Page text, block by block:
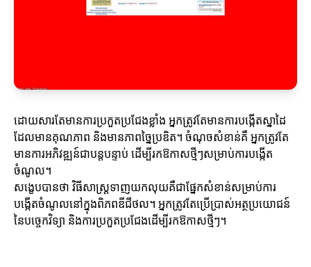
ដោយសារតែមានការប្រកួតប្រជែងខ្លាំង អ្នកត្រូវតែមានការបង្កើតស្នាដៃ
ដែលមានគុណភាព និងមានភាពច្នៃប្រឌិត។ ចំណុចសំខាន់គឺ អ្នកត្រូវតែ
មានការអភិវឌ្ឍន៍ជាបន្តបន្ទាប់ ដើម្បីរកឱកាសថ្មីៗសម្រាប់ការបង្កើត
ចំណូល។
សង្ខេបបានថា វិធីសាស្ត្រទាញយកលុយគឺជាផ្នែកសំខាន់សម្រាប់ការ
បង្កើតចំណូលនៅក្នុងពិភពឌីជីថល។ អ្នកត្រូវតែប្រើប្រាស់អត្ថប្រយោជន៍
នៃបច្ចេកវិទ្យា និងការប្រកួតប្រជែងដើម្បីរកឱកាសថ្មីៗ។